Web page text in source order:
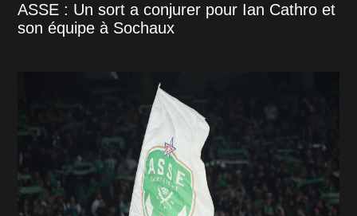
ASSE : Un sort a conjurer pour Ian Cathro et
son équipe à Sochaux